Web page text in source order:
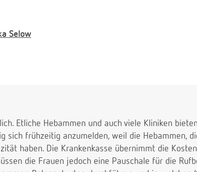
Selow
Etliche Hebammen und auch viele Kliniken
sich frühzeitig anzumelden, weil die Hebammen,
haben. Die Krankenkasse übernimmt die
die Frauen jedoch eine Pauschale für die